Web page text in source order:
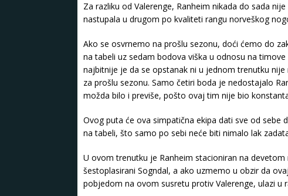
Za razliku od Valerenge, Ranheim nikada do sada
nastupala u drugom po kvaliteti rangu norveškog
Ako se osvrnemo na prošlu sezonu, doći ćemo do
na tabeli uz sedam bodova viška u odnosu na
najbitnije je da se opstanak ni u jednom trenutku
za prošlu sezonu. Samo četiri boda je nedostajalo
možda bilo i previše, pošto ovaj tim nije bio
Ovog puta će ova simpatična ekipa dati sve od sebe
na tabeli, što samo po sebi neće biti nimalo lak
U ovom trenutku je Ranheim stacioniran na
šestoplasirani Sogndal, a ako uzmemo u obzir da
pobjedom na ovom susretu protiv Valerenge, ulazi u